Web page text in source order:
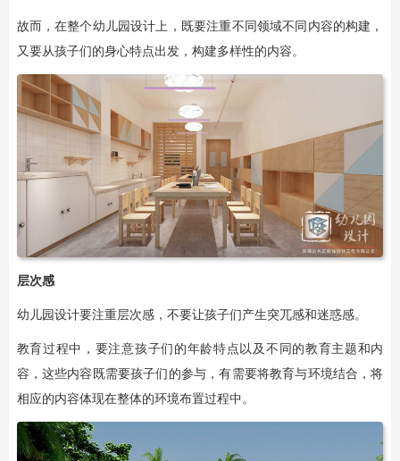
故而，在整个幼儿园设计上，既要注重不同领域不同内容的构建，
又要从孩子们的身心特点出发，构建多样性的内容。
层次感
幼儿园设计要注重层次感，不要让孩子们产生突兀感和迷惑感。
教育过程中，要注意孩子们的年龄特点以及不同的教育主题和内
容，这些内容既需要孩子们的参与，有需要将教育与环境结合，将
相应的内容体现在整体的环境布置过程中。